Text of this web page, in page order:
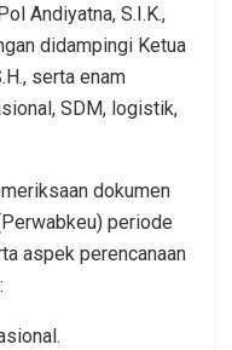
Andiyatna, S.I.K.,
didampingi Ketua
serta enam
SDM, logistik,
dokumen
periode
aspek perencanaan